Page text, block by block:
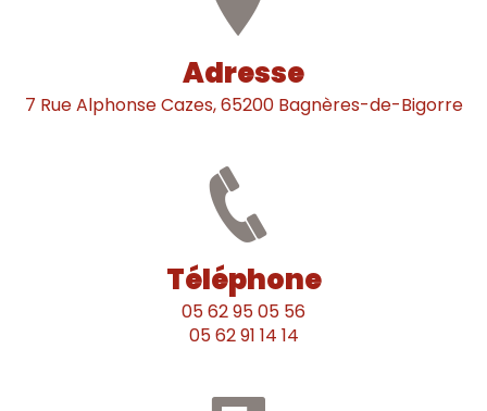
Adresse
7 Rue Alphonse Cazes, 65200 Bagnères-de-Bigorre
Téléphone
05 62 95 05 56
05 62 91 14 14